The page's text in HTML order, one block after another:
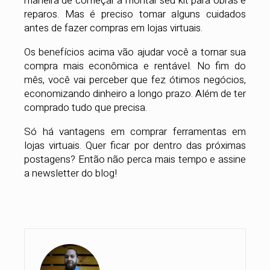
reparos. Mas é preciso tomar alguns cuidados
antes de fazer compras em lojas virtuais.
Os benefícios acima vão ajudar você a tornar sua
compra mais econômica e rentável. No fim do
mês, você vai perceber que fez ótimos negócios,
economizando dinheiro a longo prazo. Além de ter
comprado tudo que precisa.
Só há vantagens em comprar ferramentas em
lojas virtuais. Quer ficar por dentro das próximas
postagens? Então não perca mais tempo e assine
a newsletter do blog!